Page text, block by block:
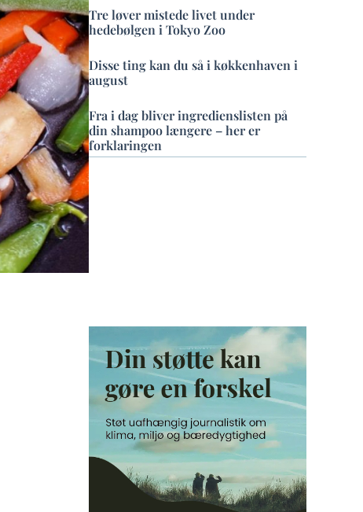
Tre løver mistede livet under
hedebølgen i Tokyo Zoo
Disse ting kan du så i køkkenhaven i
august
Fra i dag bliver ingredienslisten på
din shampoo længere – her er
forklaringen